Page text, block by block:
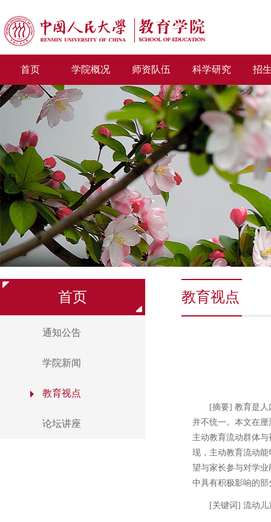
首页 学院概况 师资队伍 科学研究 招
首页
通知公告
学院新闻
教育视点
论坛讲座
教育视点
[摘要] 教育是
并不统一。本文在
主动教育流动群体
现，主动教育流动
望与家长参与对学
中具有积极影响的
[关键词] 流动